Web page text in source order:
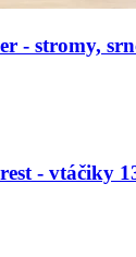
- stromy,
- vtáčiky